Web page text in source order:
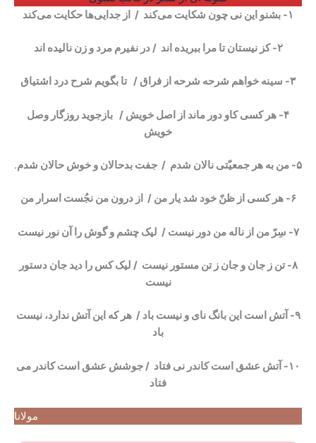
۱- بشنو این نی چون شکایت می‌کند / از جدایی‌ها حکایت می‌کند
۲- کز نیستان تا مرا ببریده اند / در نفیرم مرد و زن نالیده اند
۳- سینه خواهم شرحه شرحه از فراق / تا بگویم شرح درد اشتیاق
۴- هر کسی کاو دور ماند از اصل خویش / بازجوید روزگار وصل
خویش
۵- من به هر جمعیّتی نالان شدم / جفت بدحالان و خوش حالان شدم .
۶- هر کسی از ظنّ خود شد یار من / از درون من نجُست اسرار من
۷- سِرّ من از ناله من دور نیست / لیک چشم و گوش را آن نور نیست
۸- تن ز جان و جان ز تن مستور نیست / لیک کس را دید جان دستور
نیست
۹- آتش است این بانگ نای و نیست باد / هر که این آتش ندارد، نیست
باد
۱۰- آتش عشق است کاندر نی فتاد / جوشش عشق است کاندر می
‌‌فتاد
مولانا